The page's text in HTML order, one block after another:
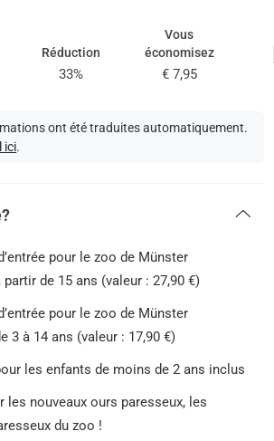
Réduction
33%
Vous
économisez
€ 7,95
ont été traduites automatiquement.
ici.
pour le zoo de Münster
de 15 ans (valeur : 27,90 €)
pour le zoo de Münster
3 à 14 ans (valeur : 17,90 €)
les enfants de moins de 2 ans inclus
les nouveaux ours paresseux, les
du zoo !